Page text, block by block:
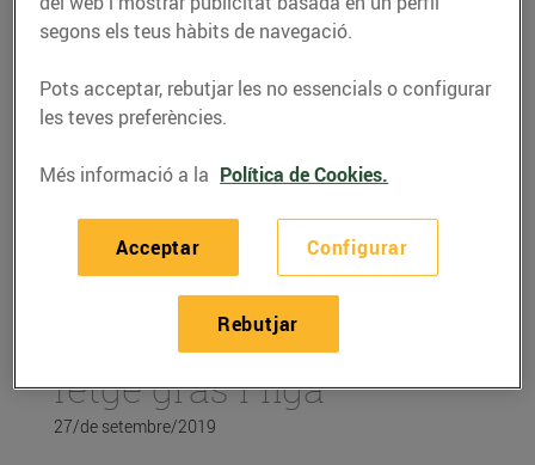
Recepta de bosses de
fetge gras i figa
27/de setembre/2019
segons els teus hàbits de navegació.
Pots acceptar, rebutjar les no essencials o configurar
les teves preferències.
Més informació a la Política de Cookies.
Configurar
Rebutjar
Acceptar